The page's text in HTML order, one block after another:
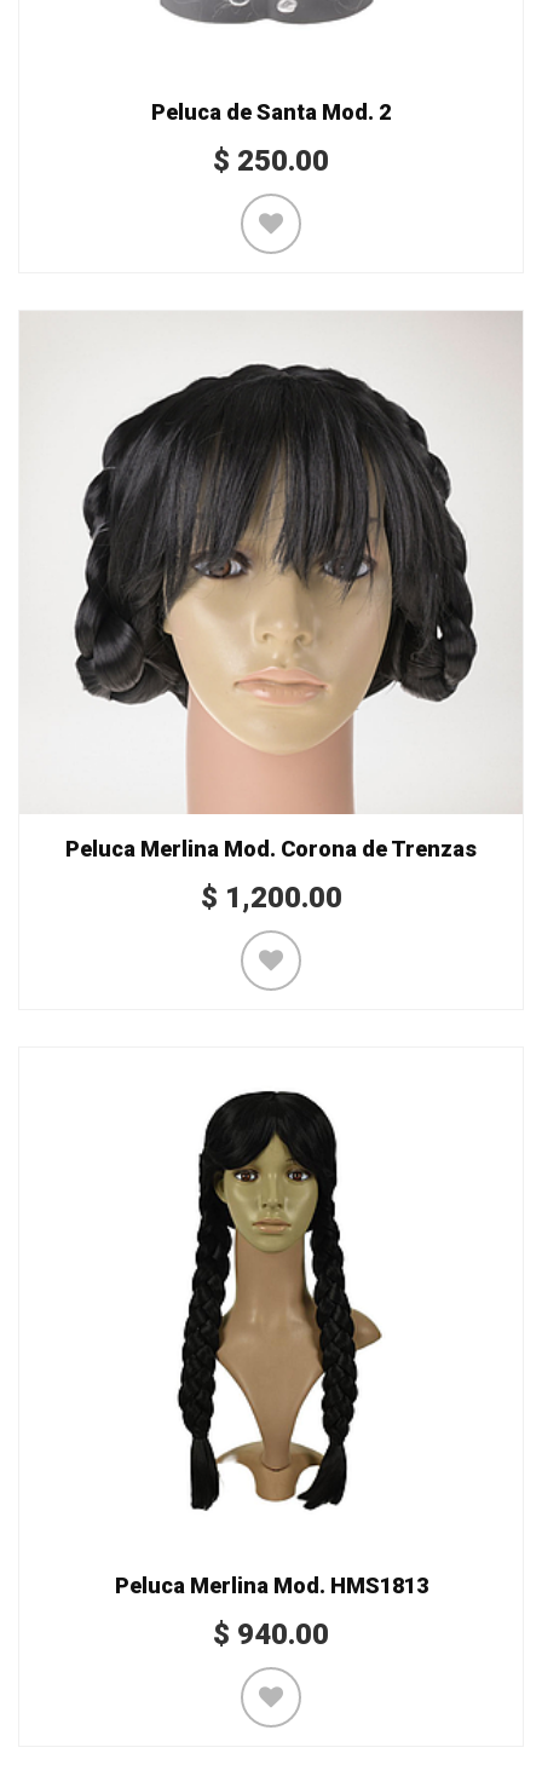
Peluca de Santa Mod. 2
$ 250.00
Peluca Merlina Mod. Corona de Trenzas
$ 1,200.00
Peluca Merlina Mod. HMS1813
$ 940.00